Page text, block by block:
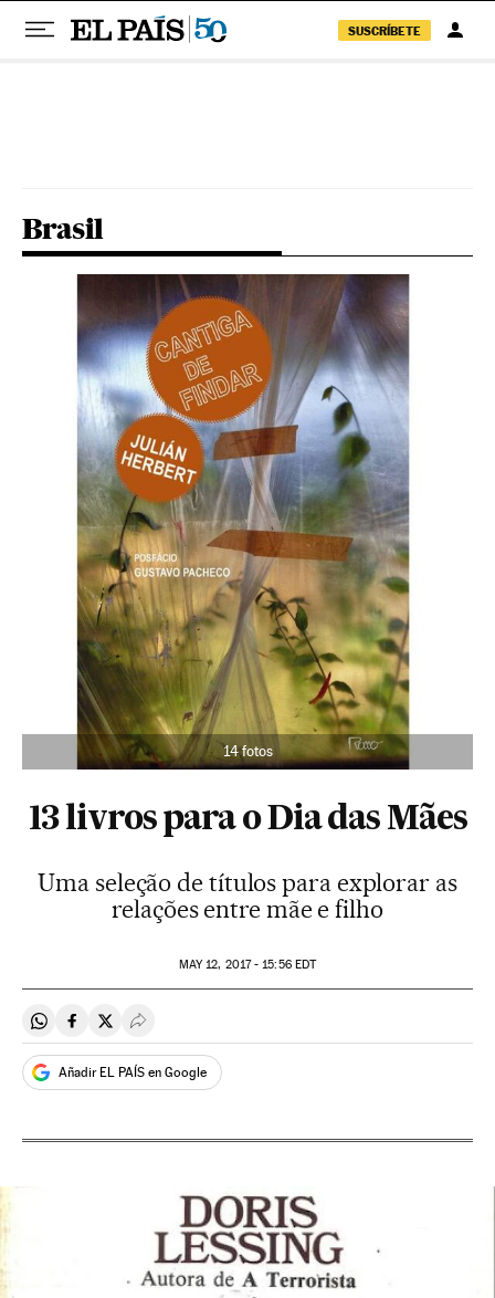
SUSCRÍBETE
Brasil
14 fotos
13 livros para o Dia das Mães
Uma seleção de títulos para explorar as
relações entre mãe e filho
MAY12, 2017 - 15:56EDT
Compartir en Whatsapp
Compartir en Facebook
Compartir en Twitter
Desplegar Redes Sociales
Añadir EL PAÍS en Google